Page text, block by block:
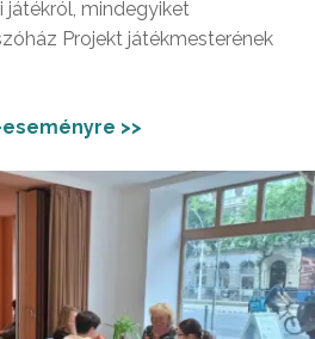
mindegyiket
Projekt játékmesterének
>>